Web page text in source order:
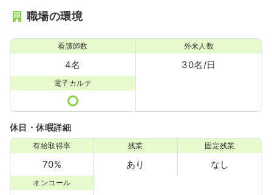
職場の環境
看護師数
4名
外来人数
30名/日
電子カルテ
休日・休暇詳細
有給取得率
70%
残業
あり
固定残業
なし
オンコール